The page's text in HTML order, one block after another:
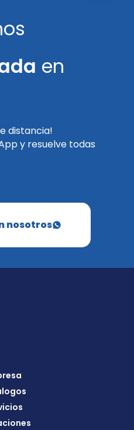
en
distancia!
y resuelve todas
nosotros